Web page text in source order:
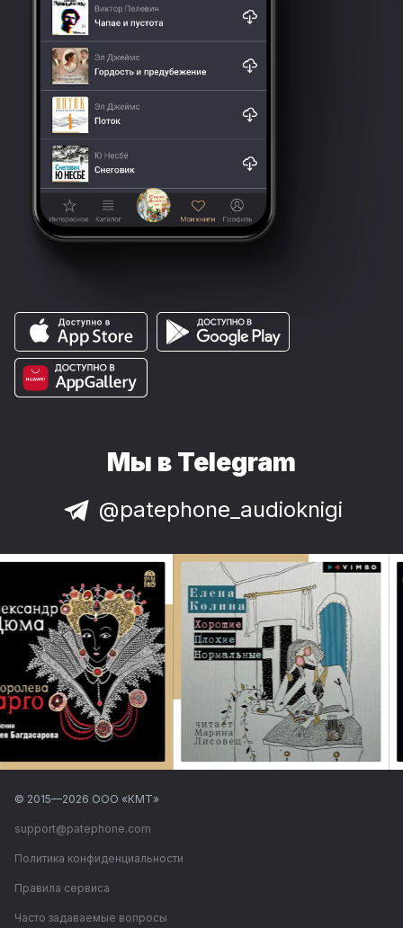
Мы в Telegram
@patephone_audioknigi
© 2015—2026 ООО «КМТ»
support@patephone.com
Политика конфиденциальности
Правила сервиса
Часто задаваемые вопросы